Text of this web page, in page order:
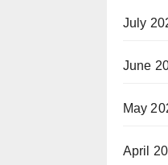
July
June
May
April